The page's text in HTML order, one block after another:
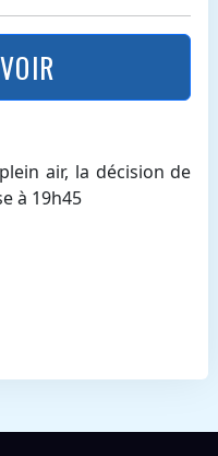
air, la décision de
à 19h45